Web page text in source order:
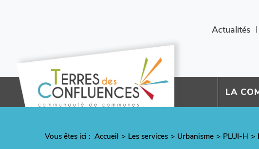
Actualités
LA
Vous êtes ici : Fil
Accueil Les services Urbanisme PLUI-H